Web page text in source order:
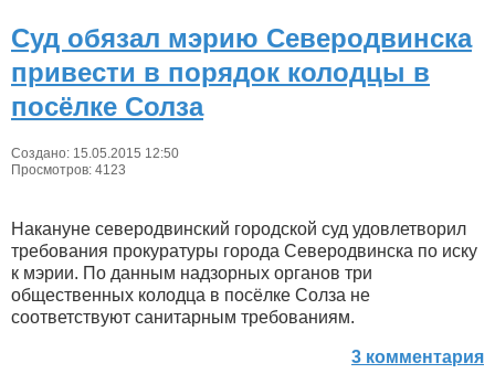
Суд обязал мэрию Северодвинска
привести в порядок колодцы в
посёлке Солза
Создано: 15.05.2015 12:50
Просмотров: 4123
Накануне северодвинский городской суд удовлетворил
требования прокуратуры города Северодвинска по иску
к мэрии. По данным надзорных органов три
общественных колодца в посёлке Солза не
соответствуют санитарным требованиям.
3 комментария